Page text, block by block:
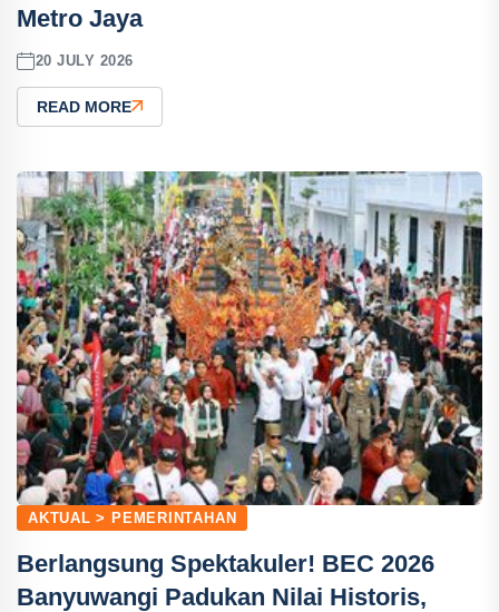
Metro Jaya
20 JULY 2026
READ MORE
AKTUAL > PEMERINTAHAN
Berlangsung Spektakuler! BEC 2026
Banyuwangi Padukan Nilai Historis,